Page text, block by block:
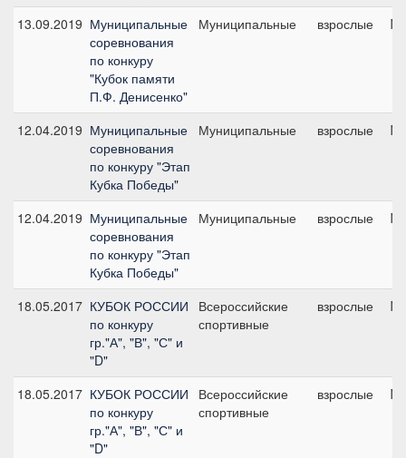
13.09.2019 Муниципальные
соревнования
по конкуру
"Кубок памяти
П.Ф. Денисенко"
Муниципальные взрослые
12.04.2019 Муниципальные
соревнования
по конкуру "Этап
Кубка Победы"
Муниципальные взрослые
12.04.2019 Муниципальные
соревнования
по конкуру "Этап
Кубка Победы"
Муниципальные взрослые
18.05.2017 КУБОК РОССИИ
по конкуру
гр."А", "В", "С" и
"D"
Всероссийские
спортивные
взрослые
18.05.2017 КУБОК РОССИИ
по конкуру
гр."А", "В", "С" и
"D"
Всероссийские
спортивные
взрослые